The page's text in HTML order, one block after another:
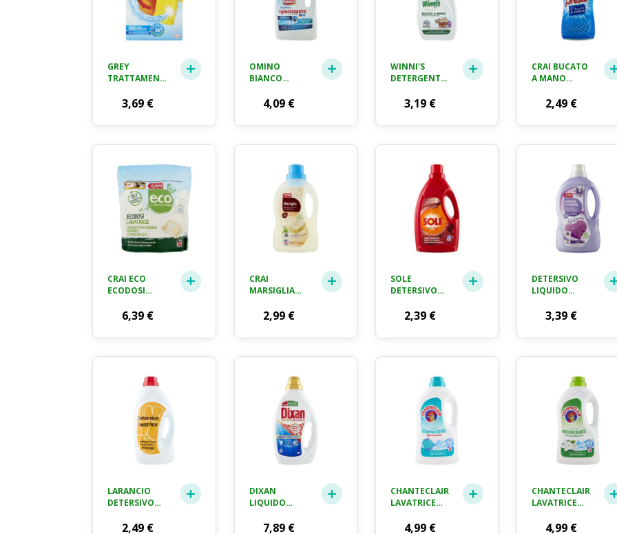
GREY
TRATTAMENTO
PER
AGLI ERRORI
200G
3,69 €
OMINO
BIANCO
LIQUIDO
900 ML
4,09 €
WINNI'S
DETERGENTE
A MANO, 20
750ML
3,19 €
CRAI BUCATO
A MANO
750 ML
2,49 €
CRAI ECO
ECODOSI
LAVAGGI 388
6,39 €
CRAI
MARSIGLIA
MANO E IN
LT
2,99 €
SOLE
DETERSIVO
IN LAVATRICE
TUTTI
AGENTI
DELICATI, 16
LAVAGGI,
1000ML
2,39 €
DETERSIVO
LIQUIDO
LAVANDA
3,39 €
LARANCIO
DETERSIVO
PROFUMO
2,49 €
DIXAN
LIQUIDO
SMACCHIANT
7,89 €
CHANTECLAIR
LAVATRICE
IGIENIZZANTE
4,99 €
CHANTECLAIR
LAVATRICE
BIANCO 28
4,99 €